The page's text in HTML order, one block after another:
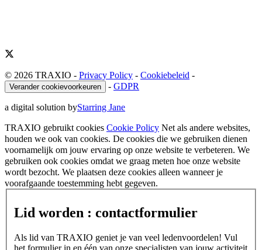
© 2026 TRAXIO - Privacy Policy - Cookiebeleid -
Verander cookievoorkeuren - GDPR
a digital solution byStarring Jane
TRAXIO gebruikt cookies Cookie Policy Net als andere websites,
houden we ook van cookies. De cookies die we gebruiken dienen
voornamelijk om jouw ervaring op onze website te verbeteren. We
gebruiken ook cookies omdat we graag meten hoe onze website
wordt bezocht. We plaatsen deze cookies alleen wanneer je
voorafgaande toestemming hebt gegeven.
Lid worden : contactformulier
Als lid van TRAXIO geniet je van veel ledenvoordelen! Vul
het formulier in en één van onze specialisten van jouw activiteit